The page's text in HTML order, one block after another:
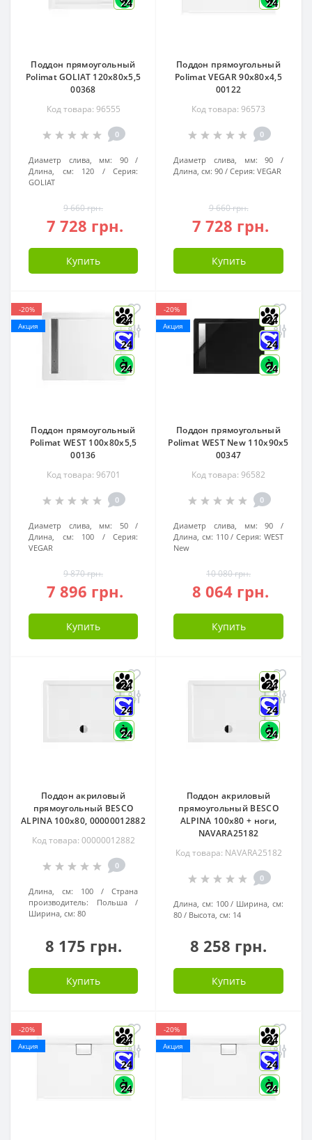
24
Поддон прямоугольный
Polimat GOLIAT 120x80x5,5
00368
Код товара: 96555
0
Диаметр слива, мм:
90
Длина, см:
120
Серия:
GOLIAT
9 660 грн.
7 728 грн.
Купить
24
Поддон прямоугольный
Polimat VEGAR 90x80x4,5
00122
Код товара: 96573
0
Диаметр слива, мм:
90
Длина, см: 90 Серия: VEGAR
9 660 грн.
7 728 грн.
Купить
-20%
Акция
24
24
24
Поддон прямоугольный
Polimat WEST 100x80x5,5
00136
Код товара: 96701
0
Диаметр слива, мм:
50
Длина, см:
100
Серия:
VEGAR
9 870 грн.
7 896 грн.
Купить
-20%
Акция
24
24
24
Поддон прямоугольный
Polimat WEST New 110x90x5
00347
Код товара: 96582
0
Диаметр слива, мм:
90
Длина, см: 110 Серия: WEST
New
10 080 грн.
8 064 грн.
Купить
24
24
24
Поддон акриловый
прямоугольный BESCO
ALPINA 100х80, 00000012882
Код товара: 00000012882
0
Длина, см: 100
Страна
производитель:
Польша
Ширина, см: 80
8 175 грн.
Купить
24
24
24
Поддон акриловый
прямоугольный BESCO
ALPINA 100х80 + ноги,
NAVARA25182
Код товара: NAVARA25182
0
Длина, см: 100
Ширина, см:
80
Высота, см: 14
8 258 грн.
Купить
-20%
Акция
24
24
24
-20%
Акция
24
24
24